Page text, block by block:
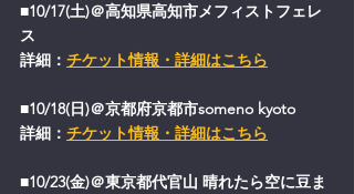
■10/17(土)＠高知県高知市メフィストフェレ
ス
詳細： チケット情報・詳細はこちら
■10/18(日)＠京都府京都市someno kyoto
詳細： チケット情報・詳細はこちら
■10/23(金)＠東京都代官山 晴れたら空に豆ま